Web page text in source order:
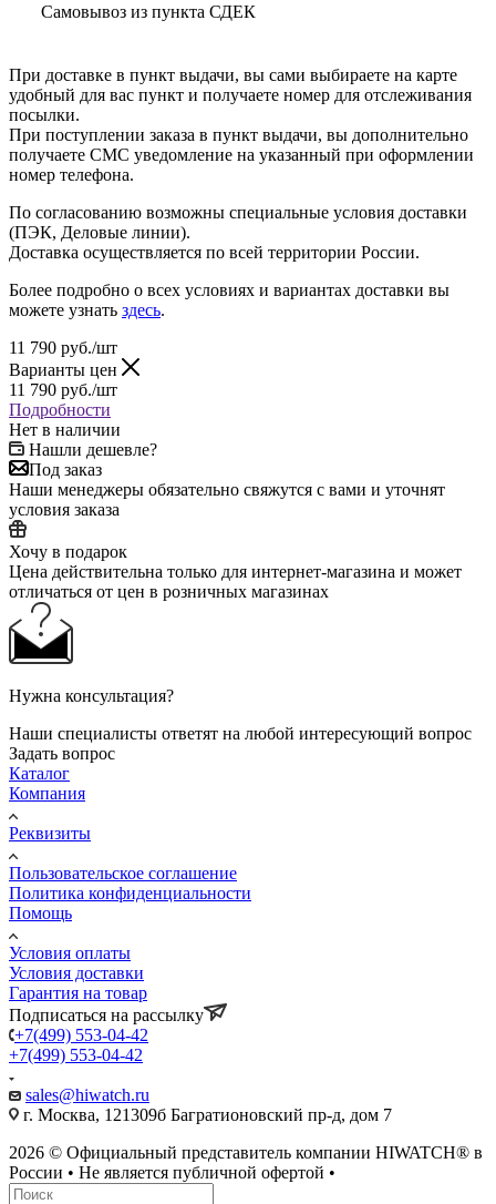
Самовывоз из пункта СДЕК
При доставке в пункт выдачи, вы сами выбираете на карте
удобный для вас пункт и получаете номер для отслеживания
посылки.
При поступлении заказа в пункт выдачи, вы дополнительно
получаете СМС уведомление на указанный при оформлении
номер телефона.
По согласованию возможны специальные условия доставки
(ПЭК, Деловые линии).
Доставка осуществляется по всей территории России.
Более подробно о всех условиях и вариантах доставки вы
можете узнать здесь.
11 790 руб./шт
Варианты цен
11 790 руб./шт
Подробности
Нет в наличии
Нашли дешевле?
Под заказ
Наши менеджеры обязательно свяжутся с вами и уточнят
условия заказа
Хочу в подарок
Цена действительна только для интернет-магазина и может
отличаться от цен в розничных магазинах
Нужна консультация?
Наши специалисты ответят на любой интересующий вопрос
Задать вопрос
Каталог
Компания
Реквизиты
Пользовательское соглашение
Политика конфиденциальности
Помощь
Условия оплаты
Условия доставки
Гарантия на товар
Подписаться на рассылку
+7(499) 553-04-42
+7(499) 553-04-42
sales@hiwatch.ru
г. Москва, 121309б Багратионовский пр-д, дом 7
2026 © Официальный представитель компании HIWATCH® в
России • Не является публичной офертой •